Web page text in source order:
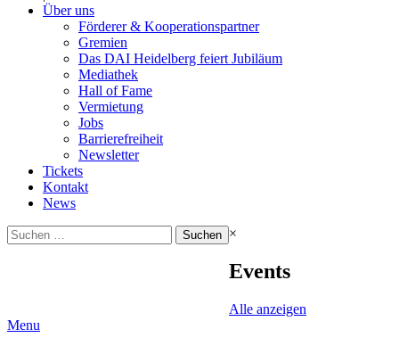
Über uns
Förderer & Kooperationspartner
Gremien
Das DAI Heidelberg feiert Jubiläum
Mediathek
Hall of Fame
Vermietung
Jobs
Barrierefreiheit
Newsletter
Tickets
Kontakt
News
Suchen
nach:
×
Events
Alle anzeigen
Menu